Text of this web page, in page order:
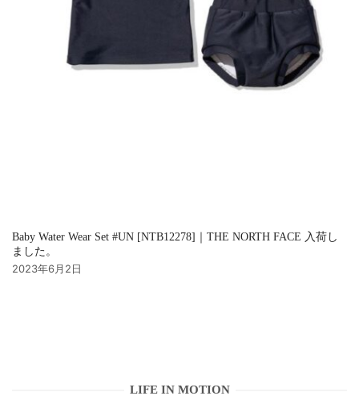
Baby Water Wear Set #UN [NTB12278]｜THE NORTH FACE 入荷し
ました。
2023年6月2日
LIFE IN MOTION